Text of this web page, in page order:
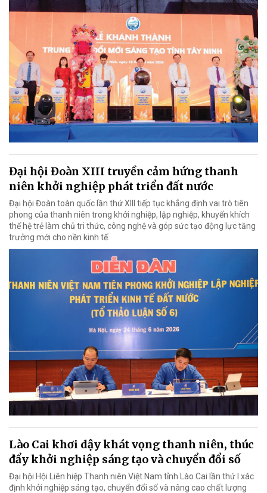
Đại hội Đoàn XIII truyền cảm hứng thanh
niên khởi nghiệp phát triển đất nước
Đại hội Đoàn toàn quốc lần thứ XIII tiếp tục khẳng định vai trò tiên
phong của thanh niên trong khởi nghiệp, lập nghiệp, khuyến khích
thế hệ trẻ làm chủ tri thức, công nghệ và góp sức tạo động lực tăng
trưởng mới cho nền kinh tế.
Lào Cai khơi dậy khát vọng thanh niên, thúc
đẩy khởi nghiệp sáng tạo và chuyển đổi số
Đại hội Hội Liên hiệp Thanh niên Việt Nam tỉnh Lào Cai lần thứ I xác
định khởi nghiệp sáng tạo, chuyển đổi số và nâng cao chất lượng